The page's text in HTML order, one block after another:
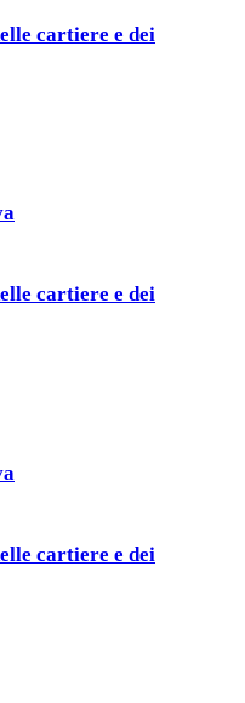
cartiere e dei
cartiere e dei
cartiere e dei